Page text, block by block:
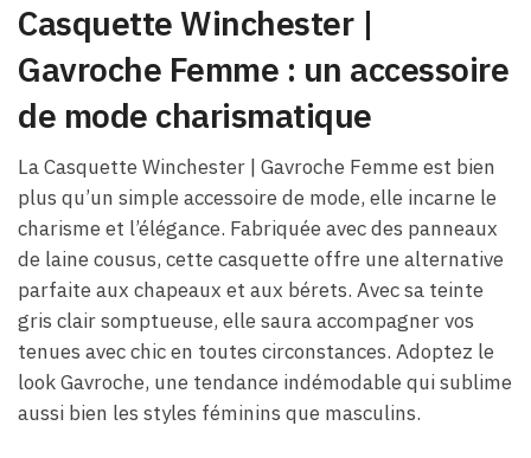
Casquette Winchester |
Gavroche Femme : un accessoire
de mode charismatique
La Casquette Winchester | Gavroche Femme est bien
plus qu’un simple accessoire de mode, elle incarne le
charisme et l’élégance. Fabriquée avec des panneaux
de laine cousus, cette casquette offre une alternative
parfaite aux chapeaux et aux bérets. Avec sa teinte
gris clair somptueuse, elle saura accompagner vos
tenues avec chic en toutes circonstances. Adoptez le
look Gavroche, une tendance indémodable qui sublime
aussi bien les styles féminins que masculins.